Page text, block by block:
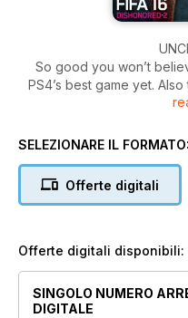
So good you won’t
PS4’s best game yet.
special counts down fifty
SELEZIONARE IL FORMATO:
Offerte digitali
Offerte digitali disponibili:
SINGOLO NUMERO
DIGITALE